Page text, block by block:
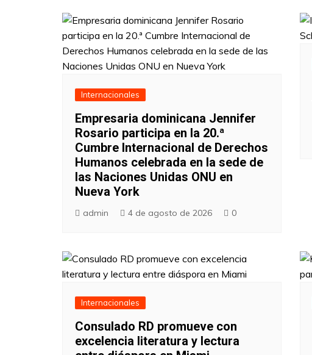
Internacionales
Empresaria dominicana Jennifer
Rosario participa en la 20.ª
Cumbre Internacional de Derechos
Humanos celebrada en la sede de
las Naciones Unidas ONU en
Nueva York
admin 4 de agosto de 2026 0
Internacionales
Consulado RD promueve con
excelencia literatura y lectura